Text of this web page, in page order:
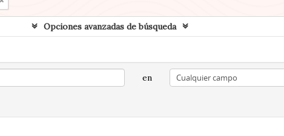
Opciones avanzadas de búsqueda
en